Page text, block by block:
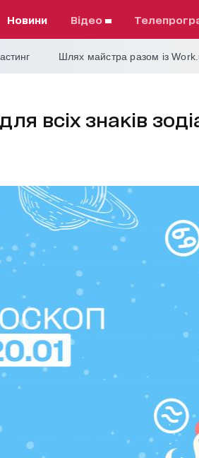
Новини відео
Шлях майстра разом із
всіх знаків